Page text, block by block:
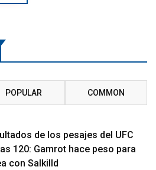
POPULAR COMMON
de los pesajes del UFC
120: Gamrot hace peso para
con Salkilld